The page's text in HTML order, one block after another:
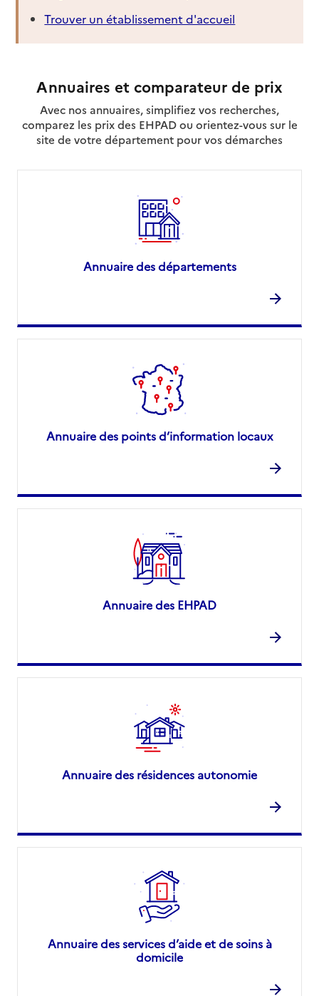
Trouver un établissement d'accueil
Annuaires et comparateur de prix
Avec nos annuaires, simplifiez vos recherches,
comparez les prix des EHPAD ou orientez-vous sur le
site de votre département pour vos démarches
Annuaire des départements
Annuaire des points d’information locaux
Annuaire des EHPAD
Annuaire des résidences autonomie
Annuaire des services d’aide et de soins à
domicile